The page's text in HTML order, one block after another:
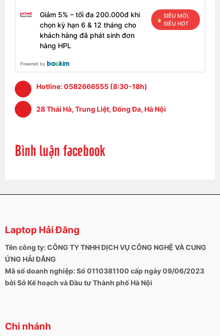
Giảm 5% – tối đa 200.000đ khi
chọn kỳ hạn 6 & 12 tháng cho
khách hàng đã phát sinh đơn
hàng HPL
SIÊU MỚI,
SIÊU HOT
Powered by
Hotline:0582666555 (8:30-18h)
28 Thái Hà, Trung Liệt, Đống Đa, Hà Nội
Bình luận facebook
Laptop Hải Đăng
Tên công ty: CÔNG TY TNHH DỊCH VỤ CÔNG NGHỆ VÀ CUNG
ỨNG HẢI ĐĂNG
Mã số doanh nghiệp: Số 0110381100 cấp ngày 09/06/2023
bởi Sở Kế hoạch và Đầu tư Thành phố Hà Nội
Chi nhánh